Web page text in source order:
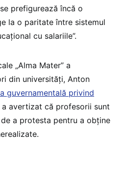
prefigurează încă o
la o paritate între sistemul
cu salariile”.
„Alma Mater” a
din universități, Anton
guvernamentală privind
a avertizat că profesorii sunt
a protesta pentru a obține